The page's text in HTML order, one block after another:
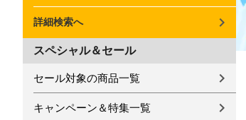
詳細検索へ
スペシャル＆セール
セール対象の商品一覧
キャンペーン＆特集一覧